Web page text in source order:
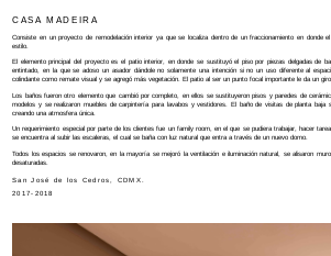
CASA MADEIRA
Consiste en un proyecto de remodelación interior ya que se localiza dentro de un fraccionamiento en donde
estilo.
El elemento principal del proyecto es el patio interior, en donde se sustituyó el piso por piezas delgadas de
entintado, en la que se adoso un asador dándole no solamente una intención si no un uso diferente al
colindante como remate visual y se agregó más vegetación. El patio al ser un punto focal importante le da un
Los baños fueron otro elemento que cambió por completo, en ellos se sustituyeron pisos y paredes de
modelos y se realizaron muebles de carpintería para lavabos y vestidores. El baño de visitas de planta baja
creando una atmosfera única.
Un requerimiento especial por parte de los clientes fue un family room, en el que se pudiera trabajar, hacer
se encuentra al subir las escaleras, el cual se baña con luz natural que entra a través de un nuevo domo.
Todos los espacios se renovaron, en la mayoría se mejoró la ventilación e iluminación natural, se alisaron
desaturadas.
San José de los Cedros, CDMX.
2017-2018